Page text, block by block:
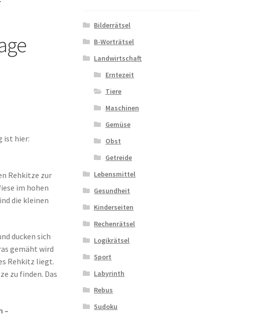
ist hier:
Rehkitze zur
im hohen
die kleinen
ducken sich
gemäht wird
Rehkitz liegt.
zu finden. Das
–
Bilderrätsel
B-Worträtsel
Landwirtschaft
Erntezeit
Tiere
Maschinen
Gemüse
Obst
Getreide
Lebensmittel
Gesundheit
Kinderseiten
Rechenrätsel
Logikrätsel
Sport
Labyrinth
Rebus
Sudoku